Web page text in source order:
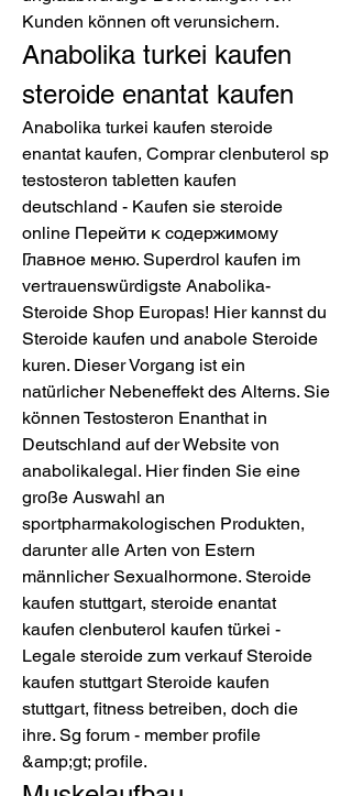
Kunden können oft verunsichern.
Anabolika turkei kaufen
steroide enantat kaufen
Anabolika turkei kaufen steroide
enantat kaufen, Comprar clenbuterol sp
testosteron tabletten kaufen
deutschland - Kaufen sie steroide
online Перейти к содержимому
Главное меню. Superdrol kaufen im
vertrauenswürdigste Anabolika-
Steroide Shop Europas! Hier kannst du
Steroide kaufen und anabole Steroide
kuren. Dieser Vorgang ist ein
natürlicher Nebeneffekt des Alterns. Sie
können Testosteron Enanthat in
Deutschland auf der Website von
anabolikalegal. Hier finden Sie eine
große Auswahl an
sportpharmakologischen Produkten,
darunter alle Arten von Estern
männlicher Sexualhormone. Steroide
kaufen stuttgart, steroide enantat
kaufen clenbuterol kaufen türkei -
Legale steroide zum verkauf Steroide
kaufen stuttgart Steroide kaufen
stuttgart, fitness betreiben, doch die
ihre. Sg forum - member profile
&amp;gt; profile.